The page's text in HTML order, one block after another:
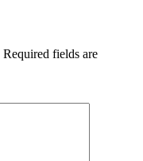
Required fields are